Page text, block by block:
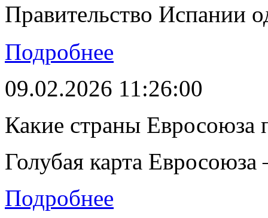
Правительство Испании
Подробнее
09.02.2026 11:26:00
Какие страны Евросоюза
Голубая карта Евросоюза
Подробнее